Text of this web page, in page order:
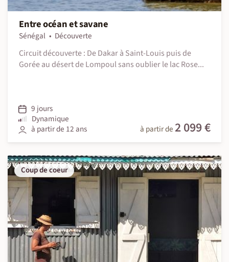
Entre océan et savane
Sénégal
Découverte
Circuit découverte : De Dakar à Saint-Louis puis de
Gorée au désert de Lompoul sans oublier le lac Rose...
9 jours
Dynamique
à partir de 12 ans
à partir de 2 099 €
Coup de coeur